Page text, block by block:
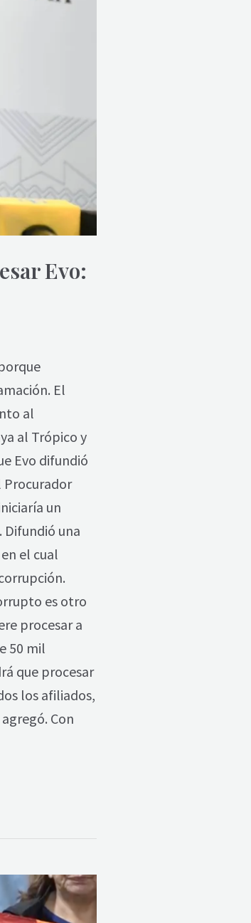
Evo:
El
al
al Trópico y
Evo difundió
Procurador
un
Difundió una
el cual
es otro
procesar a
50 mil
que procesar
los afiliados,
Con